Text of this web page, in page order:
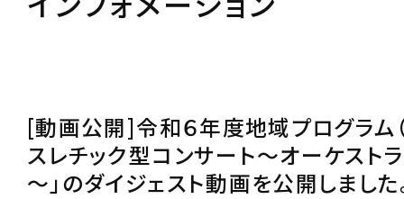
[動画公開]令和６年度地域プログラム（
スレチック型コンサート～オーケスト
～」のダイジェスト動画を公開しました